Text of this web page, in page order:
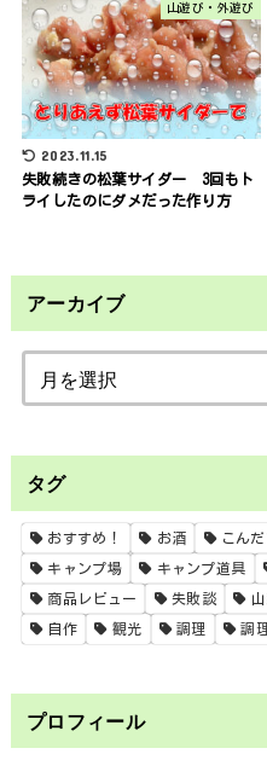
山遊び・外遊び
2023.11.15
失敗続きの松葉サイダー 3回もト
ライしたのにダメだった作り方
アーカイブ
タグ
おすすめ！ お酒 こん
キャンプ場 キャンプ道具
商品レビュー 失敗談
自作 観光 調理 調
プロフィール